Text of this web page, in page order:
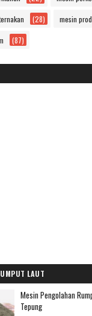
(28) mesin
(87)
LAUT
Mesin Pengolahan
Tepung